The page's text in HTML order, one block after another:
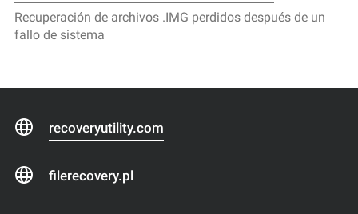
Recuperación de archivos .IMG perdidos después de un
fallo de sistema
recoveryutility.com
filerecovery.pl